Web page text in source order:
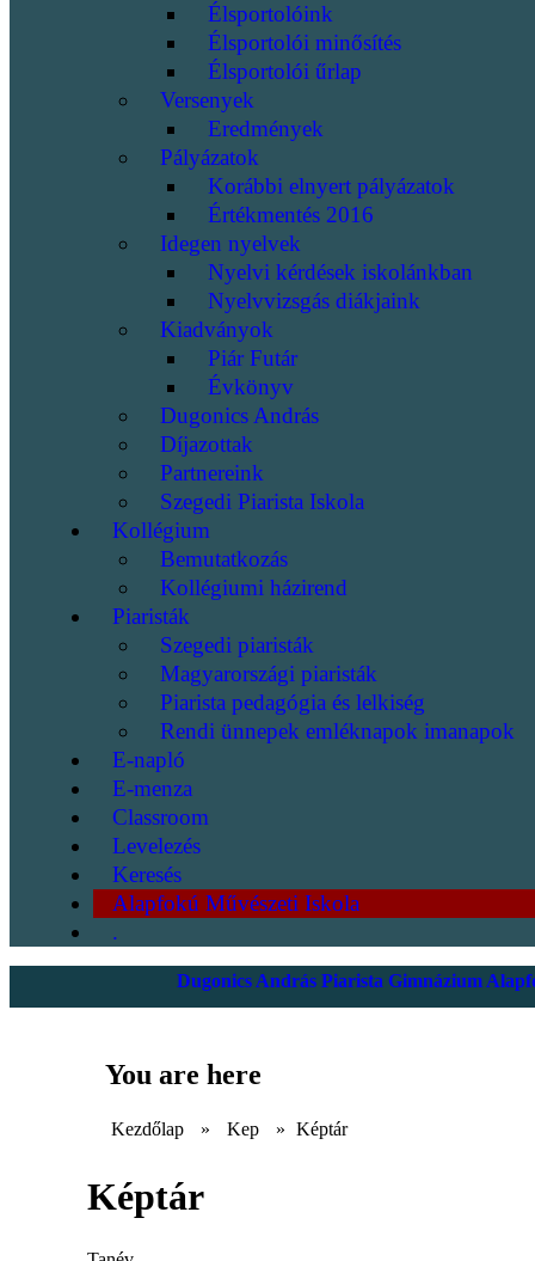
Élsportolóink
Élsportolói minősítés
Élsportolói űrlap
Versenyek
Eredmények
Pályázatok
Korábbi elnyert pályázatok
Értékmentés 2016
Idegen nyelvek
Nyelvi kérdések iskolánkban
Nyelvvizsgás diákjaink
Kiadványok
Piár Futár
Évkönyv
Dugonics András
Díjazottak
Partnereink
Szegedi Piarista Iskola
Kollégium
Bemutatkozás
Kollégiumi házirend
Piaristák
Szegedi piaristák
Magyarországi piaristák
Piarista pedagógia és lelkiség
Rendi ünnepek emléknapok imanapok
E-napló
E-menza
Classroom
Levelezés
Keresés
Alapfokú Művészeti Iskola
.
Dugonics András Piarista Gimnázium
You are here
Kezdőlap » Kep » Képtár
Képtár